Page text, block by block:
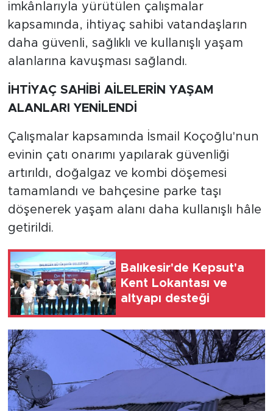
imkânlarıyla yürütülen çalışmalar
kapsamında, ihtiyaç sahibi vatandaşların
daha güvenli, sağlıklı ve kullanışlı yaşam
alanlarına kavuşması sağlandı.
İHTİYAÇ SAHİBİ AİLELERİN YAŞAM
ALANLARI YENİLENDİ
Çalışmalar kapsamında İsmail Koçoğlu'nun
evinin çatı onarımı yapılarak güvenliği
artırıldı, doğalgaz ve kombi döşemesi
tamamlandı ve bahçesine parke taşı
döşenerek yaşam alanı daha kullanışlı hâle
getirildi.
Balıkesir'de Kepsut'a
Kent Lokantası ve
altyapı desteği